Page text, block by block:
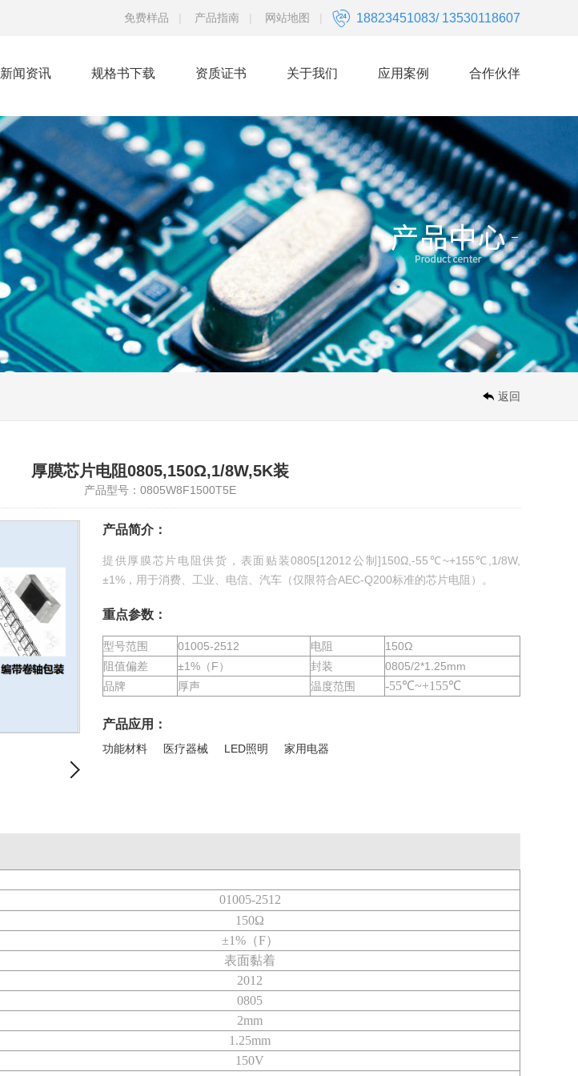
免费样品 | 产品指南 | 网站地图 | 18823451083/ 13530118607
新闻资讯 规格书下载 资质证书 关于我们 应用案例 合作伙伴
返回
厚膜芯片电阻0805,150Ω,1/8W,5K装
产品型号：0805W8F1500T5E
产品简介：
提供厚膜芯片电阻供货，表面贴装0805[12012公制]150Ω,-55℃~+155℃,1/8W,
±1%，用于消费、工业、电信、汽车（仅限符合AEC-Q200标准的芯片电阻）。
重点参数：
型号范围 01005-2512 电阻
150Ω
阻值偏差
±1%（F） 封装
0805/2*1.25mm
品牌
厚声 温度范围 -55℃~+155℃
产品应用：
功能材料 医疗器械 LED照明 家用电器
01005-2512
150Ω
±1%（F）
表面黏着
2012
0805
2mm
1.25mm
150V